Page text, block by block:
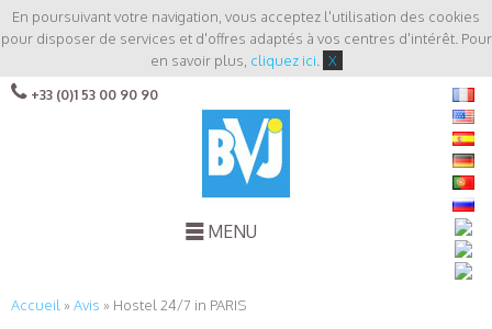
En poursuivant votre navigation, vous acceptez l'utilisation des cookies
pour disposer de services et d'offres adaptés à vos centres d'intérêt. Pour
en savoir plus, cliquez ici X
+33 (0)1 53 00 90 90
MENU
Accueil »Avis » Hostel 24/7 in PARIS